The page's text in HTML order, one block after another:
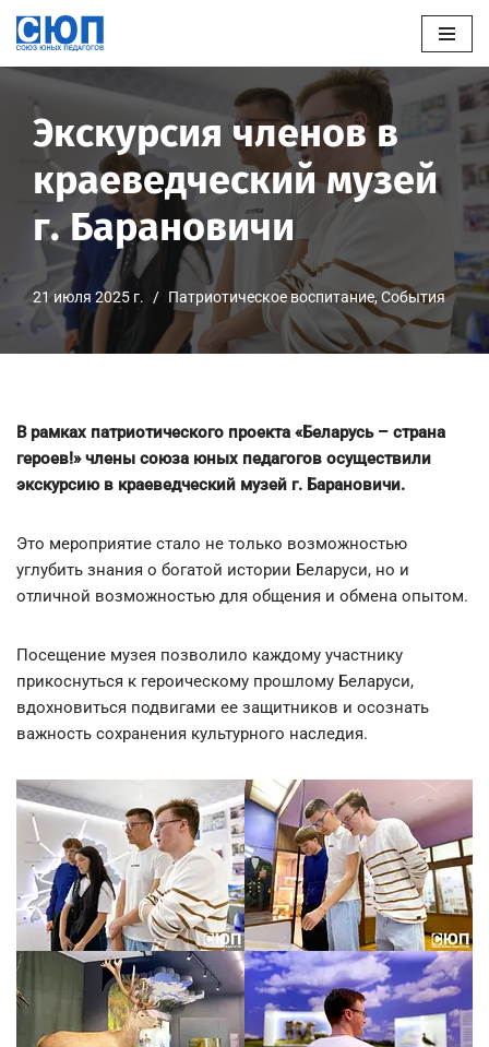
содержимому
Экскурсия членов в
краеведческий музей
г. Барановичи
21 июля 2025 г. Патриотическое воспитание, События
В рамках патриотического проекта «Беларусь – страна
героев!» члены союза юных педагогов осуществили
экскурсию в краеведческий музей г. Барановичи.
Это мероприятие стало не только возможностью
углубить знания о богатой истории Беларуси, но и
отличной возможностью для общения и обмена опытом.
Посещение музея позволило каждому участнику
прикоснуться к героическому прошлому Беларуси,
вдохновиться подвигами ее защитников и осознать
важность сохранения культурного наследия.